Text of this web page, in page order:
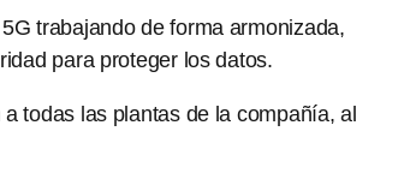
trabajando de forma armonizada,
para proteger los datos.
todas las plantas de la compañía, al